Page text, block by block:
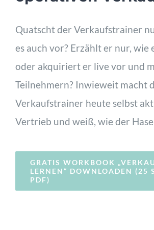
Quatscht der Verkaufstrainer
es auch vor? Erzählt er nur, wie
oder akquiriert er live vor und
Teilnehmern? Inwieweit macht
Verkaufstrainer heute selbst
Vertrieb und weiß, wie der
GRATIS WORKBOOK
LERNEN“ DOWNLOADEN (25
PDF)